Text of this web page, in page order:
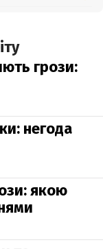
грози:
негода
якою